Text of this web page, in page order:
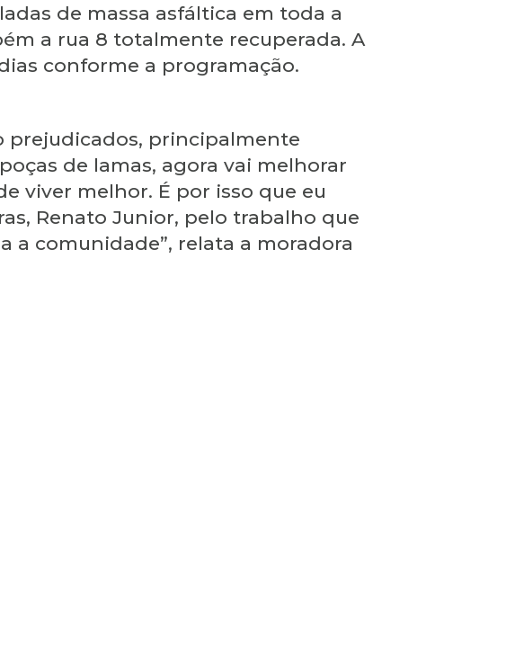
de massa asfáltica em toda a
a rua 8 totalmente recuperada. A
conforme a programação.
prejudicados, principalmente
de lamas, agora vai melhorar
viver melhor. É por isso que eu
Renato Junior, pelo trabalho que
a comunidade”, relata a moradora